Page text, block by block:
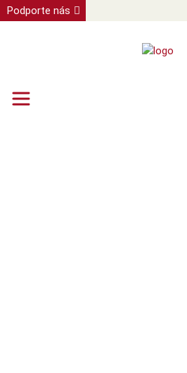
Podporte nás